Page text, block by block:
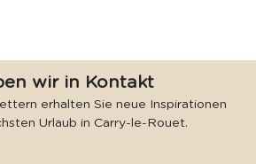
wir in Kontakt
erhalten Sie neue Inspirationen
Urlaub in Carry-le-Rouet.